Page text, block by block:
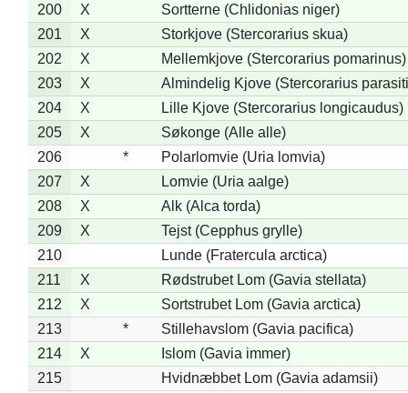
200
X
Sortterne (Chlidonias niger)
201
X
Storkjove (Stercorarius skua)
202
X
Mellemkjove (Stercorarius pomarinus)
203
X
Almindelig Kjove (Stercorarius
204
X
Lille Kjove (Stercorarius longicaudus)
205
X
Søkonge (Alle alle)
206
*
Polarlomvie (Uria lomvia)
207
X
Lomvie (Uria aalge)
208
X
Alk (Alca torda)
209
X
Tejst (Cepphus grylle)
210
Lunde (Fratercula arctica)
211
X
Rødstrubet Lom (Gavia stellata)
212
X
Sortstrubet Lom (Gavia arctica)
213
*
Stillehavslom (Gavia pacifica)
214
X
Islom (Gavia immer)
215
Hvidnæbbet Lom (Gavia adamsii)